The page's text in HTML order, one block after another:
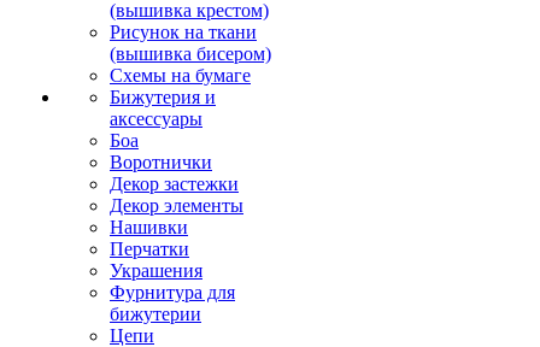
(вышивка крестом)
Рисунок на ткани
(вышивка бисером)
Схемы на бумаге
Бижутерия и
аксессуары
Боа
Воротнички
Декор застежки
Декор элементы
Нашивки
Перчатки
Украшения
Фурнитура для
бижутерии
Цепи